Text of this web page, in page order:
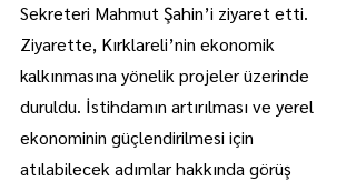
Sekreteri Mahmut Şahin’i ziyaret etti.
Ziyarette, Kırklareli’nin ekonomik
kalkınmasına yönelik projeler üzerinde
duruldu. İstihdamın artırılması ve yerel
ekonominin güçlendirilmesi için
atılabilecek adımlar hakkında görüş